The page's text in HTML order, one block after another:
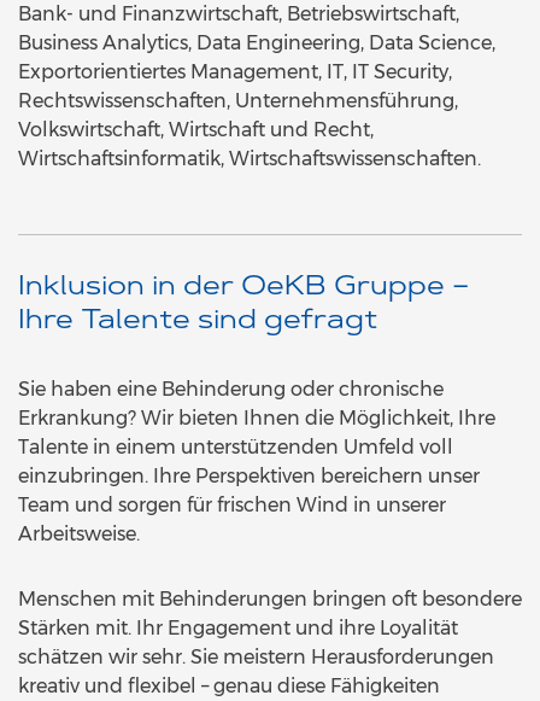
Bank- und Finanzwirtschaft, Betriebswirtschaft,
Business Analytics, Data Engineering, Data Science,
Exportorientiertes Management, IT, IT Security,
Rechtswissenschaften, Unternehmensführung,
Volkswirtschaft, Wirtschaft und Recht,
Wirtschaftsinformatik, Wirtschaftswissenschaften.
Inklusion in der OeKB Gruppe –
Ihre Talente sind gefragt
Sie haben eine Behinderung oder chronische
Erkrankung? Wir bieten Ihnen die Möglichkeit, Ihre
Talente in einem unterstützenden Umfeld voll
einzubringen. Ihre Perspektiven bereichern unser
Team und sorgen für frischen Wind in unserer
Arbeitsweise.
Menschen mit Behinderungen bringen oft besondere
Stärken mit. Ihr Engagement und ihre Loyalität
schätzen wir sehr. Sie meistern Herausforderungen
kreativ und flexibel – genau diese Fähigkeiten